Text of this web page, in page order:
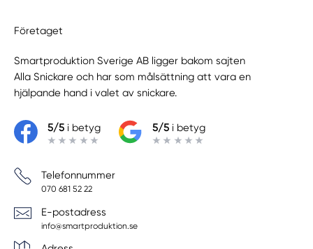
Företaget
Smartproduktion Sverige AB ligger bakom sajten
Alla Snickare och har som målsättning att vara en
hjälpande hand i valet av snickare.
5/5i betyg 5/5i betyg
Telefonnummer
070 681 52 22
E-postadress
info@smartproduktion.se